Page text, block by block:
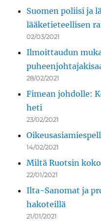
Suomen poliisi ja
lääketieteellisen
02/03/2021
Ilmoittaudun
28/02/2021
Fimean johdolle:
heti
23/02/2021
14/02/2021
Miltä Ruotsin
22/01/2021
Ilta-Sanomat ja
hakoteillä
21/01/2021